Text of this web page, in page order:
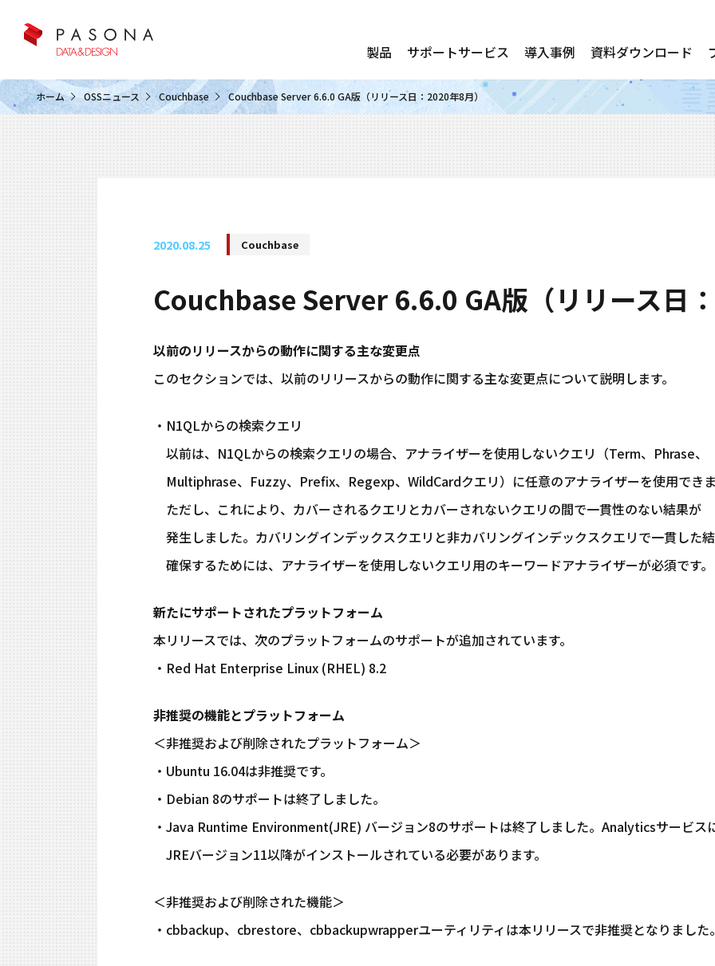
製品 サポートサービス 導入事例 資料ダウンロード
ホーム OSSニュース Couchbase Couchbase Server 6.6.0 GA版（リリース日：2020年8月）
2020.08.25 Couchbase
Couchbase Server 6.6.0 GA版（リリース日
以前のリリースからの動作に関する主な変更点
このセクションでは、以前のリリースからの動作に関する主な変更点について説明します。
・N1QLからの検索クエリ
以前は、N1QLからの検索クエリの場合、アナライザーを使用しないクエリ（Term、Phrase、
Multiphrase、Fuzzy、Prefix、Regexp、WildCardクエリ）に任意のアナライザーを使用でき
ただし、これにより、カバーされるクエリとカバーされないクエリの間で一貫性のない結果が
発生しました。カバリングインデックスクエリと非カバリングインデックスクエリで一貫した
確保するためには、アナライザーを使用しないクエリ用のキーワードアナライザーが必須です。
新たにサポートされたプラットフォーム
本リリースでは、次のプラットフォームのサポートが追加されています。
・Red Hat Enterprise Linux (RHEL) 8.2
非推奨の機能とプラットフォーム
＜非推奨および削除されたプラットフォーム＞
・Ubuntu 16.04は非推奨です。
・Debian 8のサポートは終了しました。
・Java Runtime Environment(JRE) バージョン8のサポートは終了しました。Analyticsサービス
JREバージョン11以降がインストールされている必要があります。
＜非推奨および削除された機能＞
・cbbackup、cbrestore、cbbackupwrapperユーティリティは本リリースで非推奨となりました